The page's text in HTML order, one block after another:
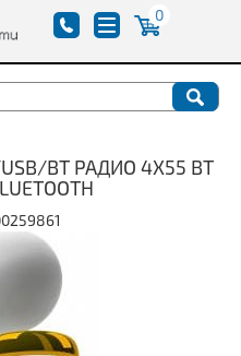
0
BT РАДИО 4Х55 ВТ